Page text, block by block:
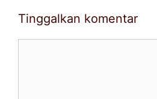
Tinggalkan komentar